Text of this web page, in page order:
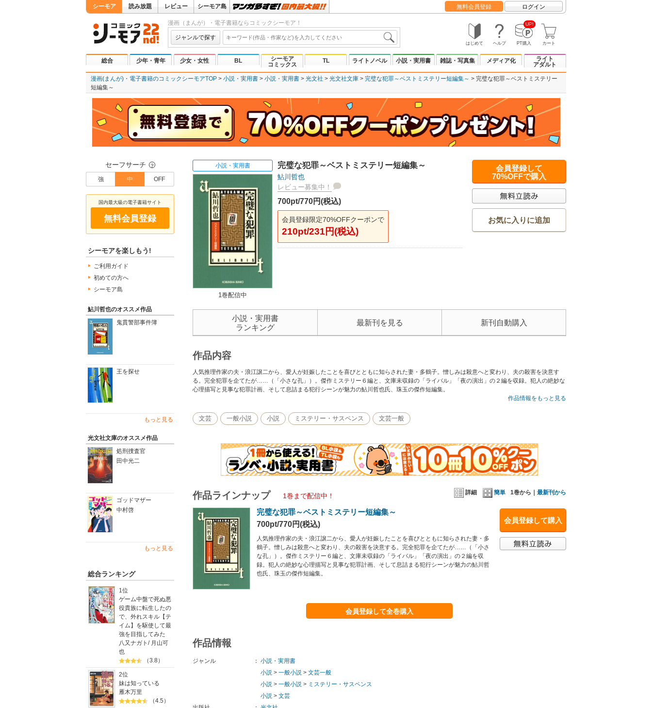
シーモア 読み放題 レビュー シーモア島 無料会員登録 ログイン
漫画（まんが）・電子書籍ならコミックシーモア！
ジャンルで探す
はじめて ヘルプ
UP!
PT購入 カート
総合 少年・青年 少女・女性 BL
シーモア
コミックス
TL ライトノベル 小説・実用書 雑誌・写真集 メディア化
ライト
アダルト
漫画(まんが)・電子書籍のコミックシーモアTOP 小説・実用書 小説・実用書 光文社 光文社文庫 完璧な犯罪～ベストミステリー短編集～
完璧な犯罪～ベストミステリー
短編集～
セーフサーチ ？
強 中 OFF
国内最大級の電子書籍サイト
無料会員登録
シーモアを楽しもう!
ご利用ガイド
初めての方へ
シーモア島
鮎川哲也のオススメ作品
鬼貫警部事件簿
王を探せ
もっと見る
光文社文庫のオススメ作品
処刑捜査官
田中光二
ゴッドマザー
中村啓
もっと見る
総合ランキング
1位
ゲーム中盤で死ぬ悪
役貴族に転生したの
で、外れスキル【テ
イム】を駆使して最
強を目指してみた
八又ナガト / 月山可
也
（3.8）
2位
妹は知っている
雁木万里
（4.5）
小説・実用書
1巻配信中
完璧な犯罪～ベストミステリー短編集～
鮎川哲也
レビュー募集中！
700pt/770円(税込)
会員登録限定70%OFFクーポンで
210pt/231円(税込)
会員登録して
70%OFFで購入
お気に入りに追加
小説・実用書
ランキング
最新刊を見る 新刊自動購入
作品内容
人気推理作家の夫・浪江譲二から、愛人が妊娠したことを喜びとともに知らされた妻・多鶴子。憎しみは殺意へと変わり、夫の殺害を決意す
る。完全犯罪を企てたが……（「小さな孔」）。傑作ミステリー６編と、文庫未収録の「ライバル」「夜の演出」の２編を収録。犯人の絶妙な
心理描写と見事な犯罪計画、そして息詰まる犯行シーンが魅力の鮎川哲也氏、珠玉の傑作短編集。
作品情報をもっと見る
文芸 一般小説 小説 ミステリー・サスペンス 文芸一般
詳細 簡単 1巻から｜ 最新刊から
作品ラインナップ 1巻まで配信中！
会員登録して購入
完璧な犯罪～ベストミステリー短編集～
700pt/770円(税込)
人気推理作家の夫・浪江譲二から、愛人が妊娠したことを喜びとともに知らされた妻・多
鶴子。憎しみは殺意へと変わり、夫の殺害を決意する。完全犯罪を企てたが……（「小さ
な孔」）。傑作ミステリー６編と、文庫未収録の「ライバル」「夜の演出」の２編を収
録。犯人の絶妙な心理描写と見事な犯罪計画、そして息詰まる犯行シーンが魅力の鮎川哲
也氏、珠玉の傑作短編集。
会員登録して全巻購入
作品情報
ジャンル ： 小説・実用書
小説 > 一般小説 > 文芸一般
小説 > 一般小説 > ミステリー・サスペンス
小説 > 文芸